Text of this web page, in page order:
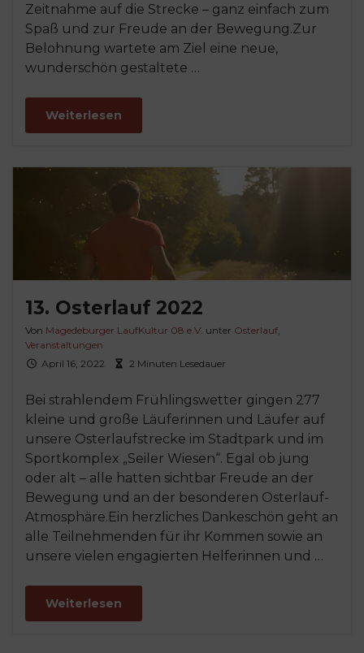
Zeitnahme auf die Strecke – ganz einfach zum
Spaß und zur Freude an der Bewegung.Zur
Belohnung wartete am Ziel eine neue,
wunderschön gestaltete …
Weiterlesen
13. Osterlauf 2022
Von Magedeburger LaufKultur 08 e.V. unter Osterlauf
Veranstaltungen
April 16, 2022
2 Minuten Lesedauer
Bei strahlendem Frühlingswetter gingen 277
kleine und große Läuferinnen und Läufer auf
unsere Osterlaufstrecke im Stadtpark und im
Sportkomplex „Seiler Wiesen“. Egal ob jung
oder alt – alle hatten sichtbar Freude an der
Bewegung und an der besonderen Osterlauf-
Atmosphäre.Ein herzliches Dankeschön geht an
alle Teilnehmenden für ihr Kommen sowie an
unsere vielen engagierten Helferinnen und …
Weiterlesen